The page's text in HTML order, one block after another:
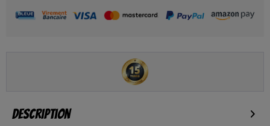
Description